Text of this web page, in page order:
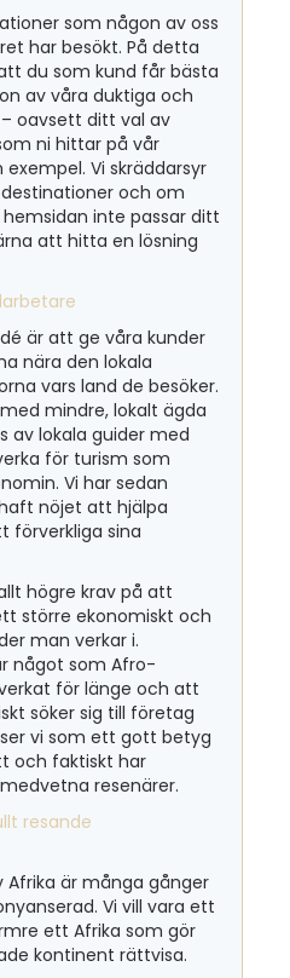
som någon av oss
har besökt. På detta
du som kund får bästa
av våra duktiga och
oavsett ditt val av
ni hittar på vår
Vi skräddarsyr
och om
inte passar ditt
att hitta en lösning
är att ge våra kunder
nära den lokala
vars land de besöker.
mindre, lokalt ägda
av lokala guider med
för turism som
Vi har sedan
nöjet att hjälpa
förverkliga sina
högre krav på att
större ekonomiskt och
man verkar i.
något som Afro-
för länge och att
söker sig till företag
vi som ett gott betyg
och faktiskt har
resenärer.
resande
Afrika är många gånger
Vi vill vara ett
ett Afrika som gör
kontinent rättvisa.